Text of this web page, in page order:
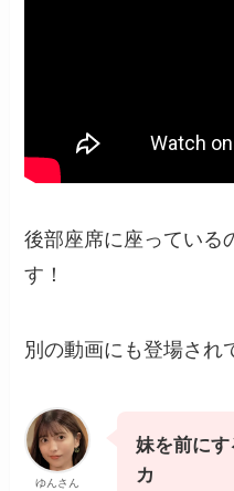
後部座席に座っている
す！
別の動画にも登場され
ゆんさん
妹を前に
カ